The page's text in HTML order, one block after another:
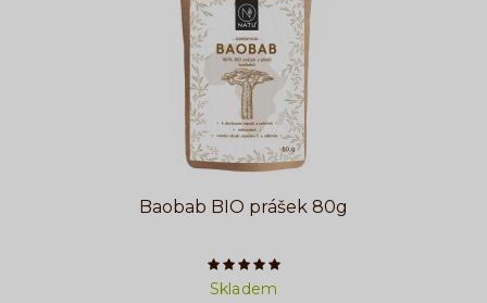
Baobab BIO prášek 80g
Počet hvězdiček je 5 z 5
Skladem